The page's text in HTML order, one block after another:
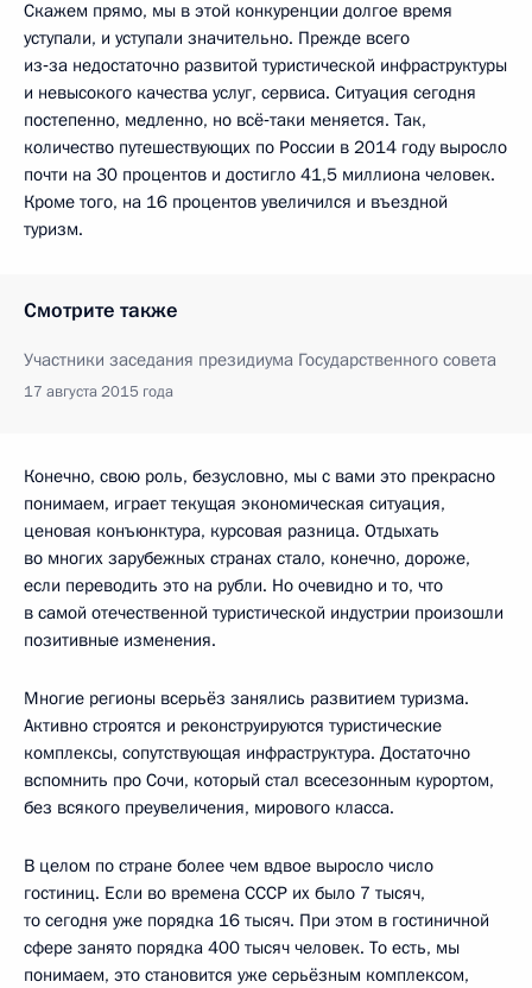
Скажем прямо, мы в этой конкуренции долгое время
уступали, и уступали значительно. Прежде всего
из‑за недостаточно развитой туристической инфраструктуры
и невысокого качества услуг, сервиса. Ситуация сегодня
постепенно, медленно, но всё‑таки меняется. Так,
количество путешествующих по России в 2014 году выросло
почти на 30 процентов и достигло 41,5 миллиона человек.
Кроме того, на 16 процентов увеличился и въездной
туризм.
Смотрите также
Участники заседания президиума Государственного совета
17 августа 2015 года
Конечно, свою роль, безусловно, мы с вами это прекрасно
понимаем, играет текущая экономическая ситуация,
ценовая конъюнктура, курсовая разница. Отдыхать
во многих зарубежных странах стало, конечно, дороже,
если переводить это на рубли. Но очевидно и то, что
в самой отечественной туристической индустрии произошли
позитивные изменения.
Многие регионы всерьёз занялись развитием туризма.
Активно строятся и реконструируются туристические
комплексы, сопутствующая инфраструктура. Достаточно
вспомнить про Сочи, который стал всесезонным курортом,
без всякого преувеличения, мирового класса.
В целом по стране более чем вдвое выросло число
гостиниц. Если во времена СССР их было 7 тысяч,
то сегодня уже порядка 16 тысяч. При этом в гостиничной
сфере занято порядка 400 тысяч человек. То есть, мы
понимаем, это становится уже серьёзным комплексом,